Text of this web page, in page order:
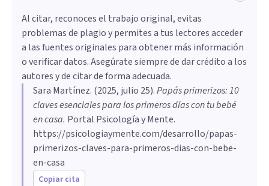
Al citar, reconoces el trabajo original, evitas
problemas de plagio y permites a tus lectores acceder
a las fuentes originales para obtener más información
o verificar datos. Asegúrate siempre de dar crédito a los
autores y de citar de forma adecuada.
Sara Martínez. (2025, julio 25).Papás primerizos: 10
claves esenciales para los primeros días con tu bebé
en casa. Portal Psicología y Mente.
https://psicologiaymente.com/desarrollo/papas-
primerizos-claves-para-primeros-dias-con-bebe-
en-casa
Copiar cita